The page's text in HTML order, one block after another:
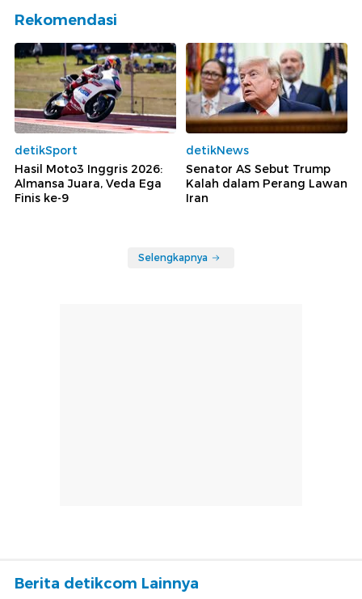
Rekomendasi
detikSport
Hasil Moto3 Inggris 2026:
Almansa Juara, Veda Ega
Finis ke-9
detikNews
Senator AS Sebut Trump
Kalah dalam Perang Lawan
Iran
Selengkapnya
Berita detikcom Lainnya